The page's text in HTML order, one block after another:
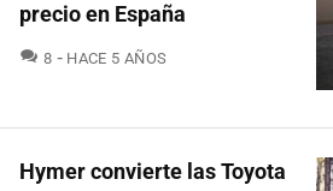
precio en España
8 COMENTARIOS
HACE 5 AÑOS
Hymer convierte las Toyota